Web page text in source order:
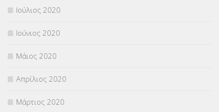
Ιούλιος 2020
Ιούνιος 2020
Μάιος 2020
Απρίλιος 2020
Μάρτιος 2020